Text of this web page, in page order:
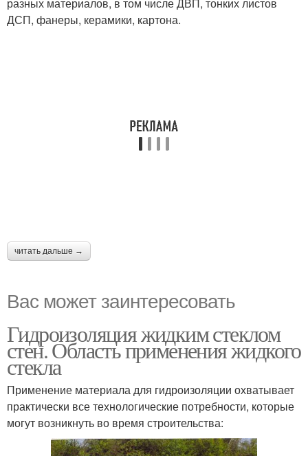
разных материалов, в том числе ДВП, тонких листов
ДСП, фанеры, керамики, картона.
читать дальше →
Вас может заинтересовать
Гидроизоляция жидким стеклом
стен. Область применения жидкого
стекла
Применение материала для гидроизоляции охватывает
практически все технологические потребности, которые
могут возникнуть во время строительства: